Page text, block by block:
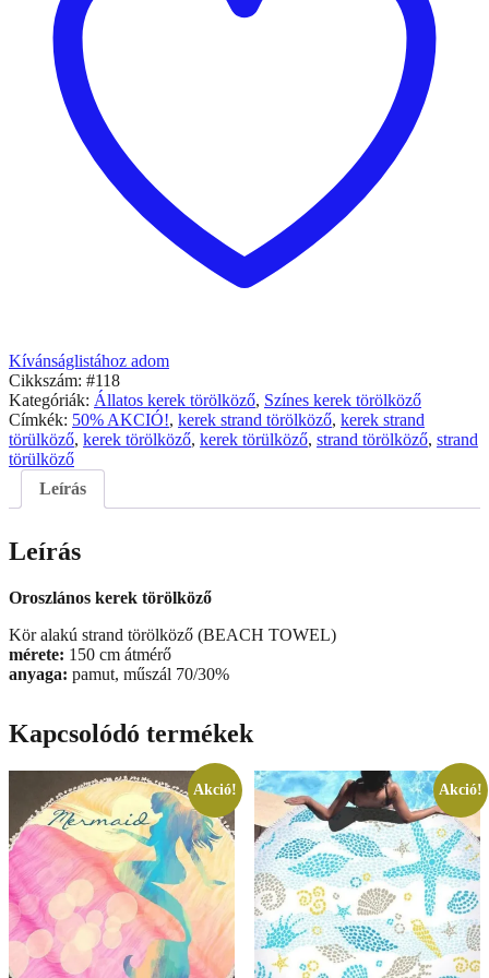
Kívánságlistához adom
Cikkszám: #118
Kategóriák: Állatos kerek törölköző, Színes kerek törölköző
Címkék: 50% AKCIÓ!, kerek strand törölköző, kerek strand
törülköző, kerek törölköző, kerek törülköző, strand törölköző, strand
törülköző
Leírás
Leírás
Oroszlános kerek törölköző
Kör alakú strand törölköző (BEACH TOWEL)
mérete: 150 cm átmérő
anyaga: pamut, műszál 70/30%
Kapcsolódó termékek
Akció! Akció!